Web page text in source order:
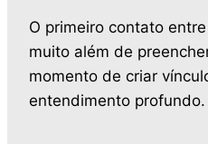
O primeiro contato
muito além de
momento de criar
entendimento profundo.